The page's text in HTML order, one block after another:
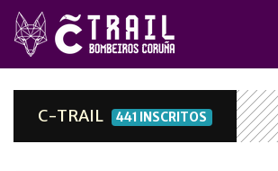
C-TRAIL 441 INSCRITOS